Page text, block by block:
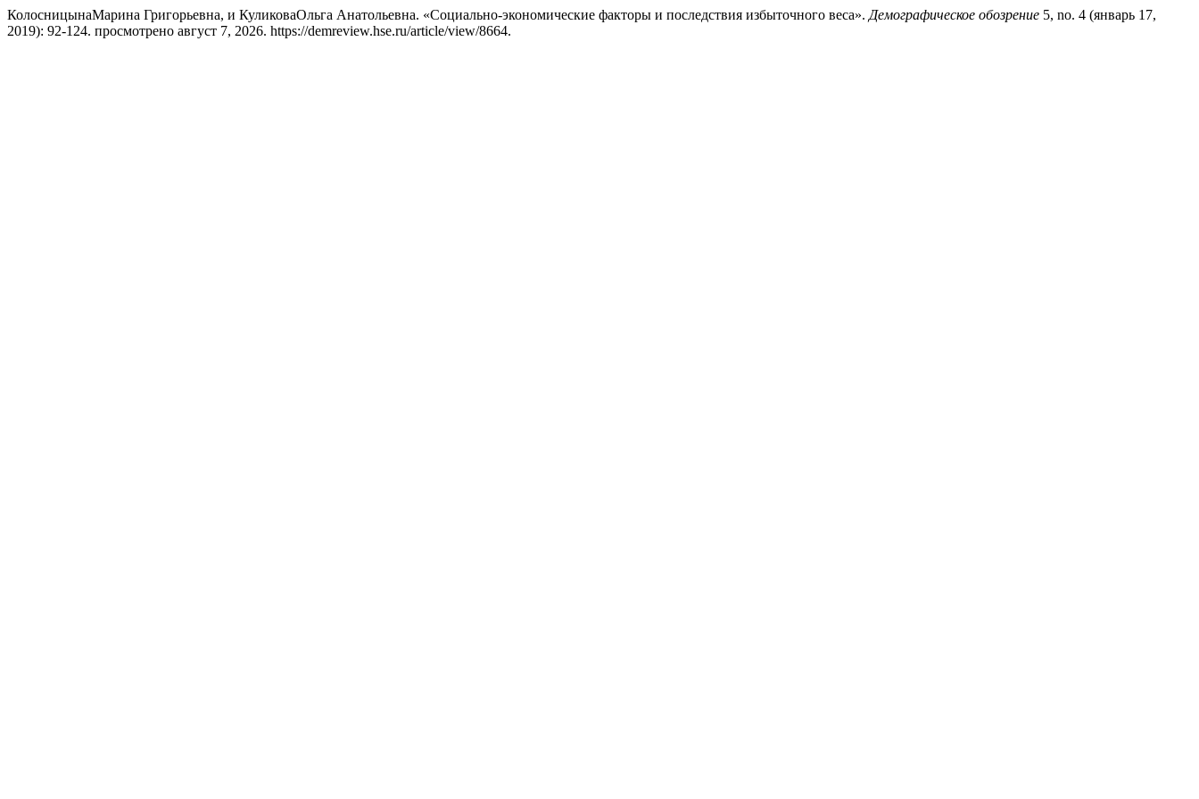
КолосницынаМарина Григорьевна, и КуликоваОльга Анатольевна. «Социально-экономические факторы и последствия избыточного веса». Демографическое обозрение 5, no. 4 (январь 17,
2019): 92-124. просмотрено август 7, 2026. https://demreview.hse.ru/article/view/8664.